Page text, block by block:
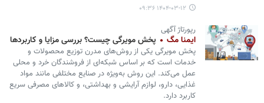
۱۴۰۴-۰۳-۱۲ ۰۹:۳۶
رپورتاژ آگهی
ایمنا مگ پخش مویرگی چیست؟ بررسی مزایا و کاربردها
پخش مویرگی یکی از روش‌های مدرن توزیع محصولات و
خدمات است که بر اساس شبکه‌ای از فروشندگان خرد و محلی
عمل می‌کند. این روش به‌ویژه در صنایع مختلفی مانند مواد
غذایی، دارو، لوازم آرایشی و بهداشتی، و کالاهای مصرفی سریع
کاربرد دارد.